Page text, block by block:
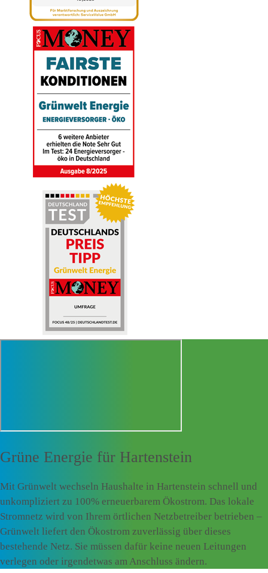
Grüne Energie für Hartenstein
Mit Grünwelt wechseln Haushalte in Hartenstein schnell und
unkompliziert zu 100% erneuerbarem Ökostrom. Das lokale
Stromnetz wird von Ihrem örtlichen Netzbetreiber betrieben –
Grünwelt liefert den Ökostrom zuverlässig über dieses
bestehende Netz. Sie müssen dafür keine neuen Leitungen
verlegen oder irgendetwas am Anschluss ändern.